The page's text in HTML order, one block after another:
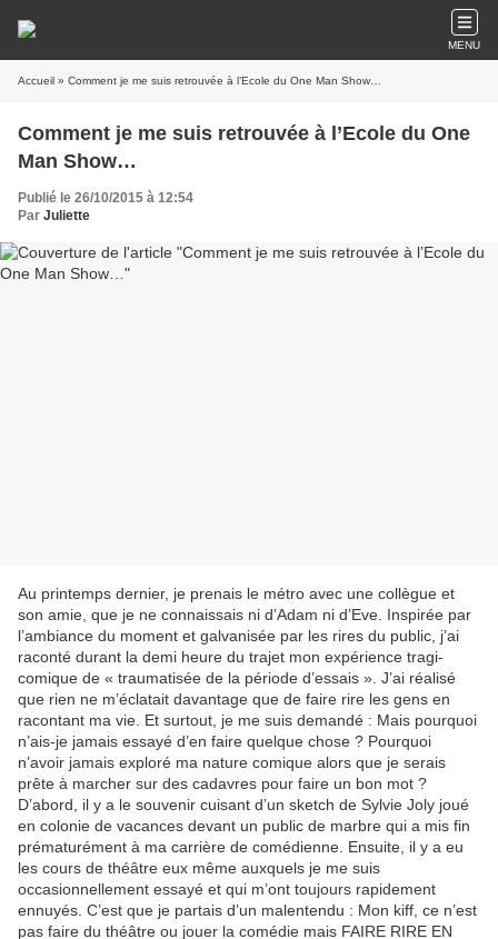
MENU
Accueil » Comment je me suis retrouvée à l’Ecole du One Man Show…
Comment je me suis retrouvée à l’Ecole du One
Man Show…
Publié le 26/10/2015 à 12:54
Par Juliette
Au printemps dernier, je prenais le métro avec une collègue et
son amie, que je ne connaissais ni d’Adam ni d’Eve. Inspirée par
l’ambiance du moment et galvanisée par les rires du public, j’ai
raconté durant la demi heure du trajet mon expérience tragi-
comique de « traumatisée de la période d’essais ». J’ai réalisé
que rien ne m’éclatait davantage que de faire rire les gens en
racontant ma vie. Et surtout, je me suis demandé : Mais pourquoi
n’ais-je jamais essayé d’en faire quelque chose ? Pourquoi
n’avoir jamais exploré ma nature comique alors que je serais
prête à marcher sur des cadavres pour faire un bon mot ?
D’abord, il y a le souvenir cuisant d’un sketch de Sylvie Joly joué
en colonie de vacances devant un public de marbre qui a mis fin
prématurément à ma carrière de comédienne. Ensuite, il y a eu
les cours de théâtre eux même auxquels je me suis
occasionnellement essayé et qui m’ont toujours rapidement
ennuyés. C’est que je partais d’un malentendu : Mon kiff, ce n’est
pas faire du théâtre ou jouer la comédie mais FAIRE RIRE EN